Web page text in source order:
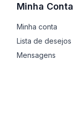
Minha Conta
Minha conta
Lista de desejos
Mensagens